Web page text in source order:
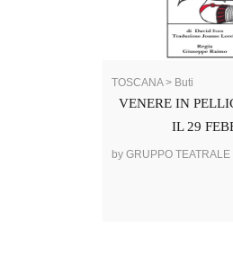
TOSCANA > Buti
VENERE IN
IL 29
by GRUPPO